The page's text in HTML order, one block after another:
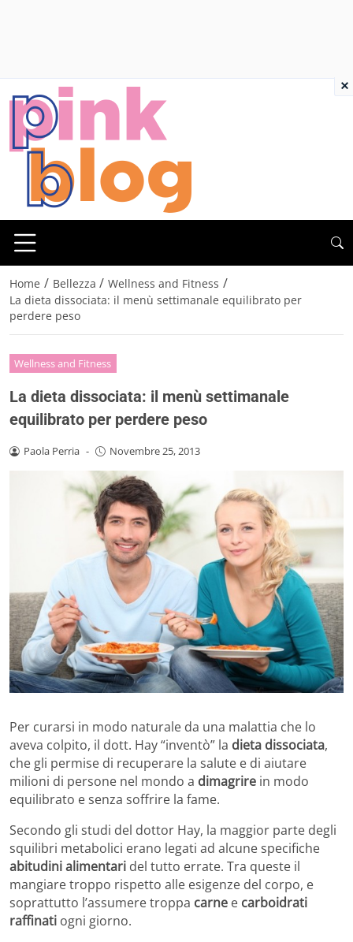
Home / Bellezza / Wellness and Fitness /
La dieta dissociata: il menù settimanale equilibrato per
perdere peso
Wellness and Fitness
La dieta dissociata: il menù settimanale
equilibrato per perdere peso
Paola Perria - Novembre 25, 2013
Per curarsi in modo naturale da una malattia che lo
aveva colpito, il dott. Hay “inventò” la dieta dissociata,
che gli permise di recuperare la salute e di aiutare
milioni di persone nel mondo a dimagrire in modo
equilibrato e senza soffrire la fame.
Secondo gli studi del dottor Hay, la maggior parte degli
squilibri metabolici erano legati ad alcune specifiche
abitudini alimentari del tutto errate. Tra queste il
mangiare troppo rispetto alle esigenze del corpo, e
soprattutto l’assumere troppa carne e carboidrati
raffinati ogni giorno.
×